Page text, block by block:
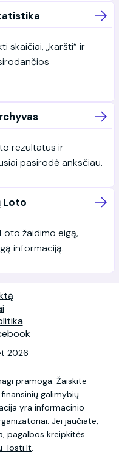
skaičiai, „karšti“ ir
rezultatus ir
pasirodė anksčiau.
Loto
žaidimo eigą,
informaciją.
2026
pramoga. Žaiskite
galimybių.
yra informacinio
Jei jaučiate,
pagalbos kreipkitės
losti.lt